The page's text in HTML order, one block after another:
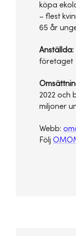
köpa
– flest
65 år
Anställda:
företaget
2022 och
miljoner
Webb:
Följ